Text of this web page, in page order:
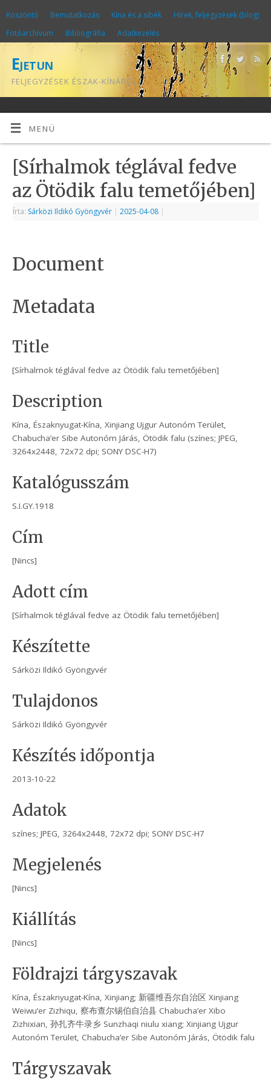
Köszöntő Bemutatkozás Kína és a sibék
Hírek, feljegyzések (blog)
Fotóarchívum
Bibliográfia Adatkezelés
Ejetun
FELJEGYZÉSEK ÉSZAK-KÍNÁRÓL
MENÜ
[Sírhalmok téglával fedve
az Ötödik falu temetőjében]
Írta: Sárközi Ildikó Gyöngyvér | 2025-04-08 |
Document
Metadata
Title
[Sírhalmok téglával fedve az Ötödik falu temetőjében]
Description
Kína, Északnyugat-Kína, Xinjiang Ujgur Autonóm Terület,
Chabucha’er Sibe Autonóm Járás, Ötödik falu (színes; JPEG,
3264x2448, 72x72 dpi; SONY DSC-H7)
Katalógusszám
S.I.GY.1918
Cím
[Nincs]
Adott cím
[Sírhalmok téglával fedve az Ötödik falu temetőjében]
Készítette
Sárközi Ildikó Gyöngyvér
Tulajdonos
Sárközi Ildikó Gyöngyvér
Készítés időpontja
2013-10-22
Adatok
színes; JPEG, 3264x2448, 72x72 dpi; SONY DSC-H7
Megjelenés
[Nincs]
Kiállítás
[Nincs]
Földrajzi tárgyszavak
Kína, Északnyugat-Kína, Xinjiang; 新疆维吾尔自治区 Xinjiang
Weiwu’er Zizhiqu, 察布查尔锡伯自治县 Chabucha’er Xibo
Zizhixian, 孙扎齐牛录乡 Sunzhaqi niulu xiang; Xinjiang Ujgur
Autonóm Terület, Chabucha’er Sibe Autonóm Járás, Ötödik falu
Tárgyszavak